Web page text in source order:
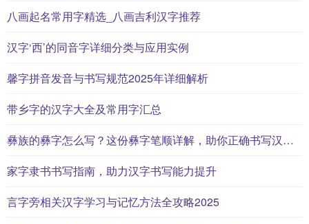
八画起名常用字精选_八画吉利汉字推荐
汉字‘西’的同音字详细分类与应用实例
馨字拼音发音与书写规范2025年详细解析
带乡字的汉字大全及常用字汇总
彝族的彝字怎么写？这份彝字笔顺详解，助你正确书写汉字_汉字笔顺学习
家字隶书书写指南，助力汉字书写能力提升
言字旁相关汉字学习与记忆方法全攻略2025